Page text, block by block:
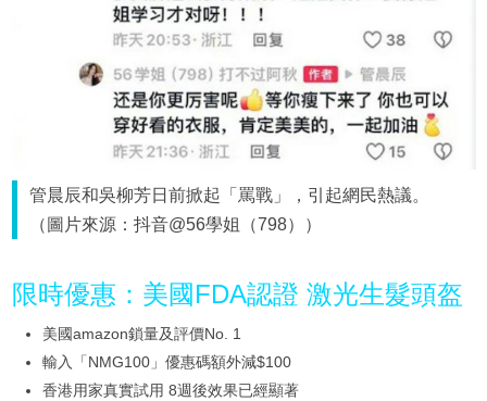
管晨辰和吳柳芳日前掀起「罵戰」，引起網民熱議。
（圖片來源：抖音@56學姐（798））
限時優惠：美國FDA認證 激光生髮頭盔
美國amazon鎖量及評價No. 1
輸入「NMG100」優惠碼額外減$100
香港用家真實試用 8週後效果已經顯著